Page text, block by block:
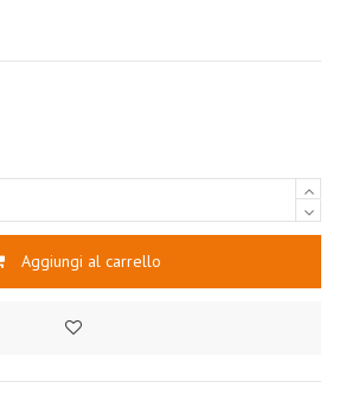
Aggiungi al carrello